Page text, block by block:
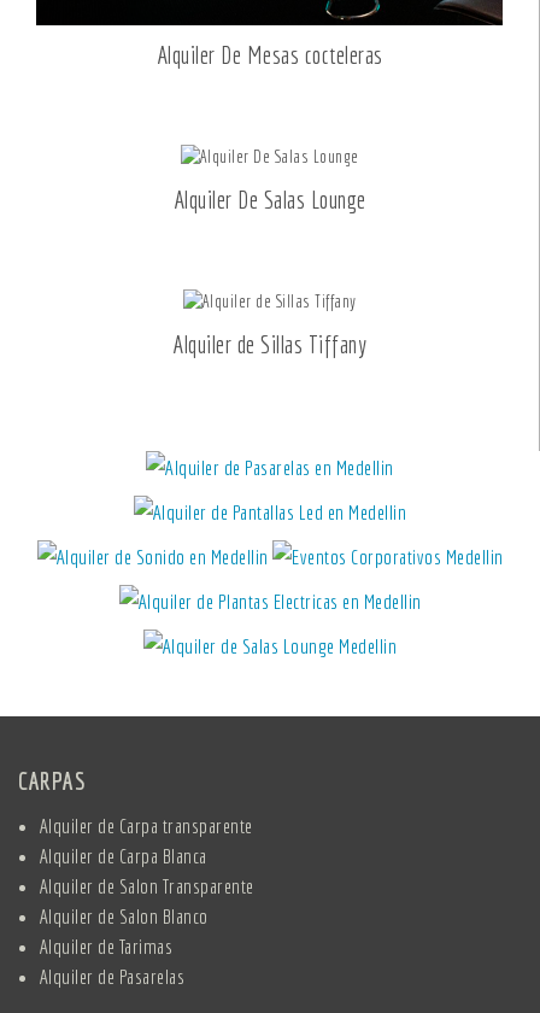
Alquiler De Mesas cocteleras
Alquiler De Salas Lounge
Alquiler de Sillas Tiffany
CARPAS
Alquiler de Carpa transparente
Alquiler de Carpa Blanca
Alquiler de Salon Transparente
Alquiler de Salon Blanco
Alquiler de Tarimas
Alquiler de Pasarelas